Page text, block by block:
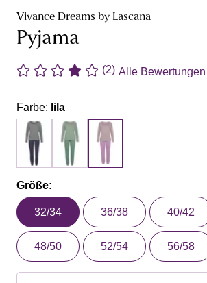
Vivance Dreams by Lascana
Pyjama
(2) Alle Bewertungen
Farbe: lila
Größe:
32/34 36/38 40/42
48/50 52/54 56/58